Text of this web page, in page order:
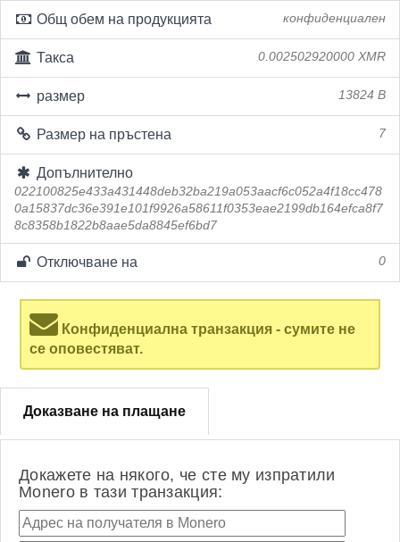
Общ обем на продукцията конфиденциален
Такса 0.002502920000 XMR
размер 13824 B
Размер на пръстена 7
Допълнително
022100825e433a431448deb32ba219a053aacf6c052a4f18cc478
0a15837dc36e391e101f9926a58611f0353eae2199db164efca8f7
8c8358b1822b8aae5da8845ef6bd7
Отключване на 0
Конфиденциална транзакция - сумите не
се оповестяват.
Доказване на плащане
Докажете на някого, че сте му изпратили
Monero в тази транзакция: